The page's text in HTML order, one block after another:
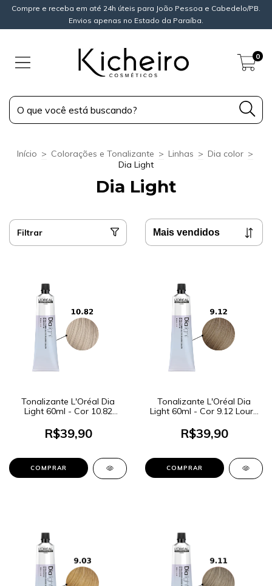
Compre e receba em até 24h úteis para João Pessoa e Cabedelo/PB.
Envios apenas no Estado da Paraíba.
0
Início > Colorações e Tonalizante > Linhas > Dia color >
Dia Light
Dia Light
Filtrar
Tonalizante L'Oréal Dia
Light 60ml - Cor 10.82
irisado
R$39,90
Tonalizante L'Oréal Dia
Light 60ml - Cor 9.12 Louro
R$39,90